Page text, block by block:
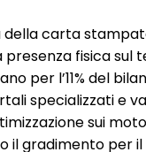
carta
presenza fisica sul
per l’11% del
specializzati e
sui
il gradimento per